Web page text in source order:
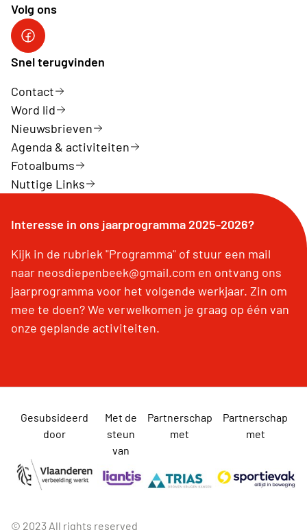
Volg ons
Neos Diepenbeek
Snel terugvinden
Contact
Word lid
Nieuwsbrieven
Agenda & activiteiten
Fotoalbums
Nuttige Links
Interesse in ons jaarprogramma 2025-2026?
Kijk in de rubriek "Programma" of stuur een mail
naar neosdiepenbeek@gmail.com en ontvang ons
jaarprogramma voor het volgende werkjaar. Zin om
mee te doen? We verwelkomen je graag op één van
onze geplande activiteiten.
Gesubsideerd
door
Met de
steun
van
Partnerschap
met
Partnerschap
met
© 2023 All rights reserved